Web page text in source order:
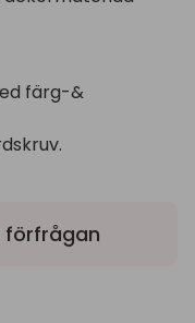
färg-&
förfrågan